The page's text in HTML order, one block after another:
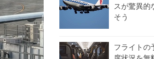
スが驚異的
そう
フライトの